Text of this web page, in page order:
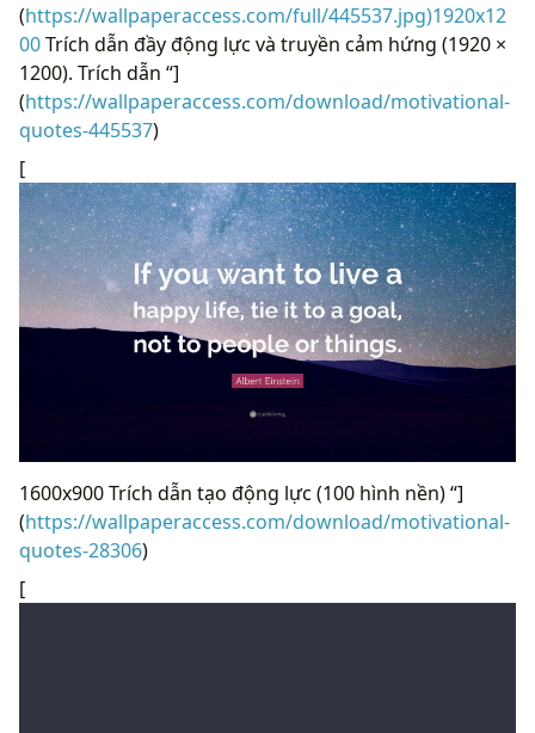
(https://wallpaperaccess.com/full/445537.jpg)1920x12
00Trích dẫn đầy động lực và truyền cảm hứng (1920 ×
1200). Trích dẫn “]
(https://wallpaperaccess.com/download/motivational-
quotes-445537)
[
1600x900 Trích dẫn tạo động lực (100 hình nền) “]
(https://wallpaperaccess.com/download/motivational-
quotes-28306)
[